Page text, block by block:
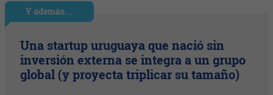
Y además…
Una startup uruguaya que nació sin
inversión externa se integra a un grupo
global (y proyecta triplicar su tamaño)